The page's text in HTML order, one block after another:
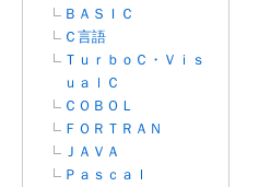
ＢＡＳＩＣ
Ｃ言語
ＴｕｒｂｏＣ・Ｖｉｓ
ｕａｌＣ
ＣＯＢＯＬ
ＦＯＲＴＲＡＮ
ＪＡＶＡ
Ｐａｓｃａｌ